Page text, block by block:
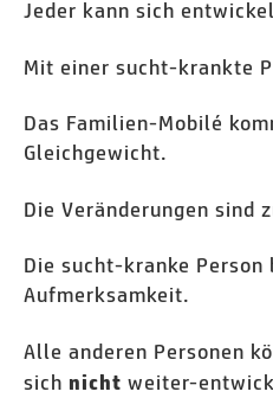
Jeder kann sich
Mit einer sucht-krankte
Das Familien-Mobilé
Gleichgewicht.
Die Veränderungen sind
Die sucht-kranke
Aufmerksamkeit.
Alle anderen Personen
sich nicht weiter-